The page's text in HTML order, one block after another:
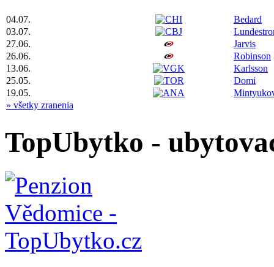
04.07.
Bedard
03.07.
27.06.
Jarvis
26.06.
Robinson
13.06.
Karlsson
25.05.
Domi
19.05.
» všetky zranenia
TopUbytko -